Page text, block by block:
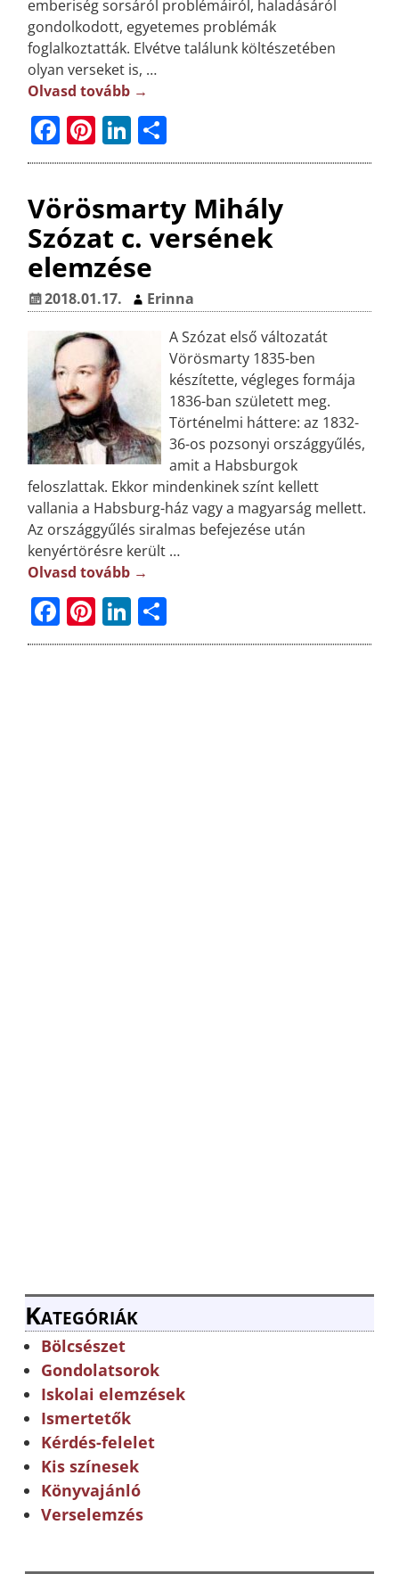
emberiség sorsáról problémáiról, haladásáról
gondolkodott, egyetemes problémák
foglalkoztatták. Elvétve találunk költészetében
olyan verseket is, …
Olvasd tovább →
F
a
e
b
o
o
k
Pi
n
e
r
e
st
Li
n
e
dI
n
O
ss
a
m
g
Vörösmarty Mihály
Szózat c. versének
elemzése
2018.01.17.
Erinna
A Szózat első változatát
Vörösmarty 1835-ben
készítette, végleges formája
1836-ban született meg.
Történelmi háttere: az 1832-
36-os pozsonyi országgyűlés,
amit a Habsburgok
feloszlattak. Ekkor mindenkinek színt kellett
vallania a Habsburg-ház vagy a magyarság mellett.
Az országgyűlés siralmas befejezése után
kenyértörésre került …
Olvasd tovább →
F
a
Pi
n
Li
n
O
ss
Kategóriák
Bölcsészet
Gondolatsorok
Iskolai elemzések
Ismertetők
Kérdés-felelet
Kis színesek
Könyvajánló
Verselemzés